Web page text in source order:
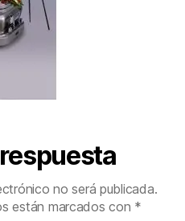
no será publicada.
están marcados con *